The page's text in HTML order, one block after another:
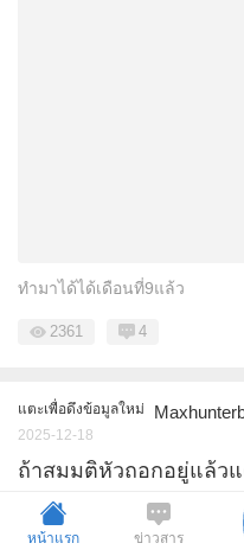
ทำมาได้ได้เดือนที่9แล้ว
2361 4
แตะเพื่อดึงข้อมูลใหม่
2025-12-18
ถ้าสมมติหัวถอกอยู่แล้ว
ถ้าถอกอยู่แล้วแต่อยากขลิบแน
1193 1
หน้าแรก ข่าวสาร